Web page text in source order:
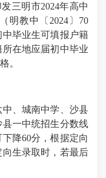
三明市2024年高中
明教中〔2024〕70
毕业生可填报户籍
在地应届初中毕业
。
、城南中学、沙县
一中统招生分数线
降60分，根据定向
生录取时，若最后